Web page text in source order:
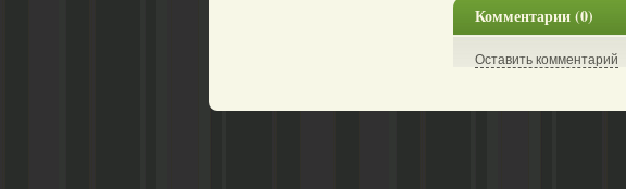
Комментарии (0)
Оставить комментарий